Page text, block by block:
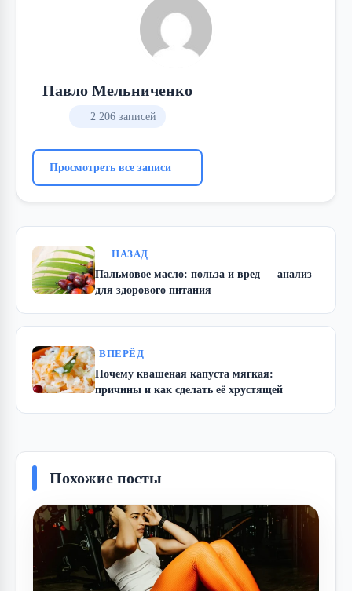
Павло Мельниченко
2 206 записей
Просмотреть все записи
НАЗАД
Пальмовое масло: польза и вред — анализ
для здорового питания
ВПЕРЁД
Почему квашеная капуста мягкая:
причины и как сделать её хрустящей
Похожие посты